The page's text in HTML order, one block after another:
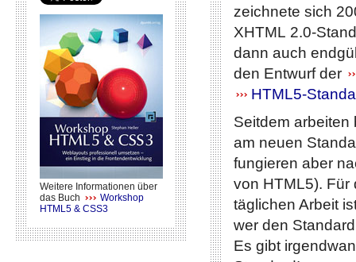
Weitere Informationen über
das Buch
Workshop
HTML5 & CSS3
zeichnete sich
XHTML 2.0-
dann auch
den Entwurf der
HTML5-
Seitdem
am neuen
fungieren aber
von HTML5). Für
täglichen Arbeit
wer den
Es gibt